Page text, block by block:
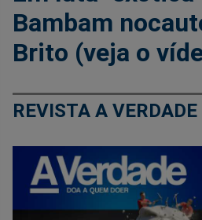
Bambam
Brito (veja o
REVISTA A VERDADE